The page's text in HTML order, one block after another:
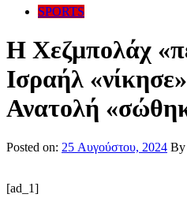
SPORTS
Η Χεζμπολάχ
Ισραήλ
Ανατολή
Posted on: 25 Αυγούστου, 2024 By
[ad_1]